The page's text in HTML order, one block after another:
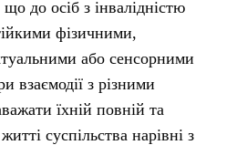
до осіб з інвалідністю
фізичними,
або сенсорними
взаємодії з різними
їхній повній та
суспільства нарівні з